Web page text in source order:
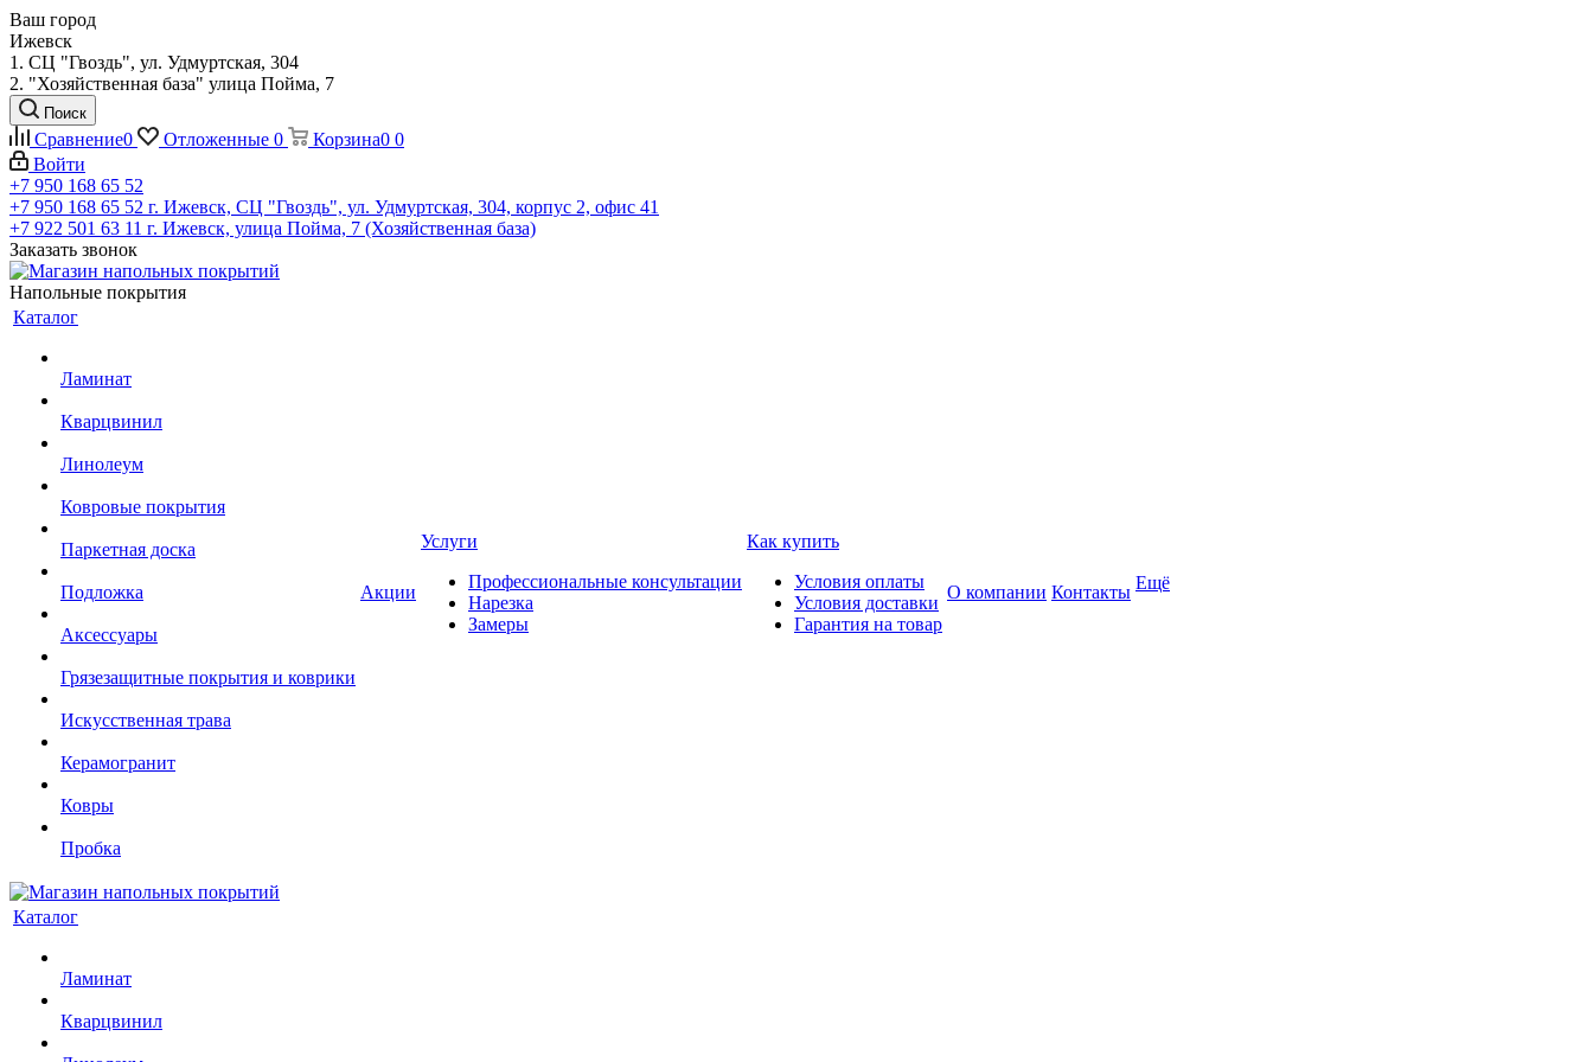
Ваш город
Ижевск
1. СЦ "Гвоздь", ул. Удмуртская, 304
2. "Хозяйственная база" улица Пойма, 7
Поиск
Сравнение0 Отложенные 0 Корзина0 0
Войти
+7 950 168 65 52
+7 950 168 65 52 г. Ижевск, СЦ "Гвоздь", ул. Удмуртская, 304, корпус 2, офис 41
+7 922 501 63 11 г. Ижевск, улица Пойма, 7 (Хозяйственная база)
Заказать звонок
Напольные покрытия
Каталог
Ламинат
Кварцвинил
Линолеум
Ковровые покрытия
Паркетная доска
Подложка
Аксессуары
Грязезащитные покрытия и коврики
Искусственная трава
Керамогранит
Ковры
Пробка
Акции
Услуги
Профессиональные консультации
Нарезка
Замеры
Как купить
Условия оплаты
Условия доставки
Гарантия на товар
О компании Контакты Ещё
Каталог
Ламинат
Кварцвинил